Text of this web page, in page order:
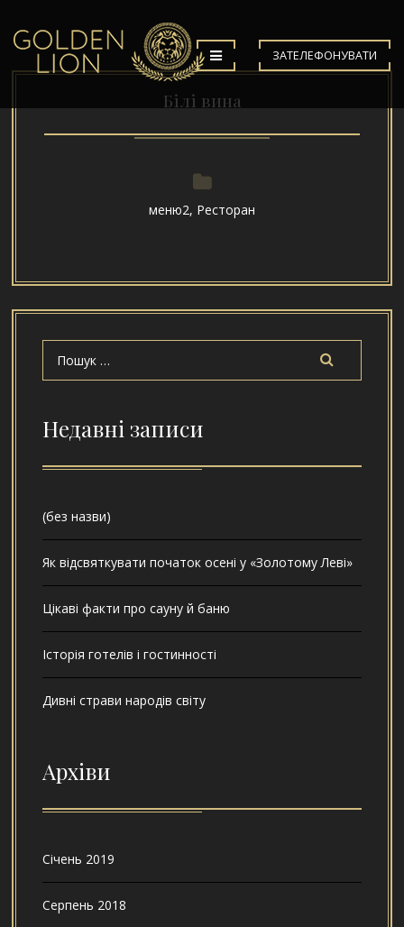
ЗАТЕЛЕФОНУВАТИ
Білі вина
меню2, Ресторан
Недавні записи
(без назви)
Як відсвяткувати початок осені у «Золотому Леві»
Цікаві факти про сауну й баню
Історія готелів і гостинності
Дивні страви народів світу
Архіви
Січень 2019
Серпень 2018